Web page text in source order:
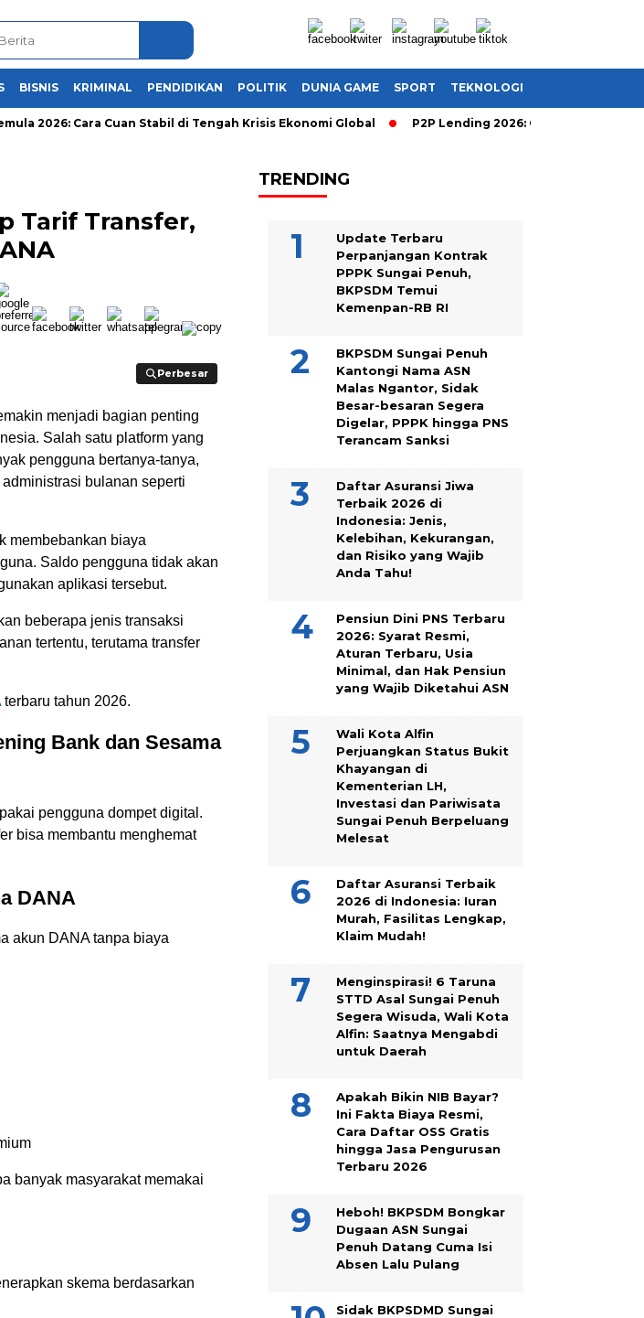
BISNIS KRIMINAL PENDIDIKAN POLITIK DUNIA GAME SPORT TEKNOLOGI
Cara Cuan Stabil di Tengah Krisis Ekonomi Global P2P Lending 2026: Cara Cerdas
Tarif Transfer,
Perbesar
Perbesar
menjadi bagian penting
Salah satu platform yang
pengguna bertanya-tanya,
bulanan seperti
membebankan biaya
Saldo pengguna tidak akan
aplikasi tersebut.
beberapa jenis transaksi
tertentu, terutama transfer
terbaru tahun 2026.
Bank dan Sesama
pengguna dompet digital.
bisa membantu menghemat
DANA
akun DANA tanpa biaya
banyak masyarakat memakai
skema berdasarkan
TRENDING
Update Terbaru
Perpanjangan Kontrak
PPPK Sungai Penuh,
BKPSDM Temui
Kemenpan-RB RI
BKPSDM Sungai Penuh
Kantongi Nama ASN
Malas Ngantor, Sidak
Besar-besaran Segera
Digelar, PPPK hingga PNS
Terancam Sanksi
Daftar Asuransi Jiwa
Terbaik 2026 di
Indonesia: Jenis,
Kelebihan, Kekurangan,
dan Risiko yang Wajib
Anda Tahu!
Pensiun Dini PNS Terbaru
2026: Syarat Resmi,
Aturan Terbaru, Usia
Minimal, dan Hak Pensiun
yang Wajib Diketahui ASN
Wali Kota Alfin
Perjuangkan Status Bukit
Khayangan di
Kementerian LH,
Investasi dan Pariwisata
Sungai Penuh Berpeluang
Melesat
Daftar Asuransi Terbaik
2026 di Indonesia: Iuran
Murah, Fasilitas Lengkap,
Klaim Mudah!
Menginspirasi! 6 Taruna
STTD Asal Sungai Penuh
Segera Wisuda, Wali Kota
Alfin: Saatnya Mengabdi
untuk Daerah
Apakah Bikin NIB Bayar?
Ini Fakta Biaya Resmi,
Cara Daftar OSS Gratis
hingga Jasa Pengurusan
Terbaru 2026
Heboh! BKPSDM Bongkar
Dugaan ASN Sungai
Penuh Datang Cuma Isi
Absen Lalu Pulang
Sidak BKPSDMD Sungai